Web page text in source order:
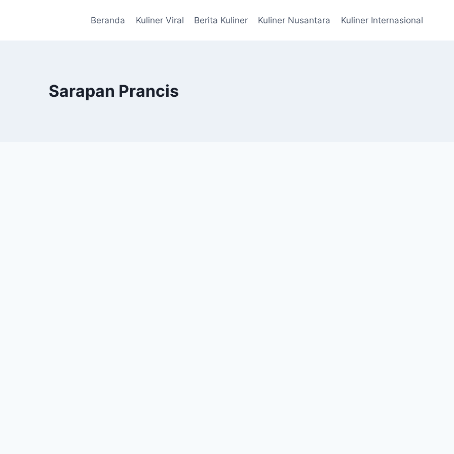
Beranda Kuliner Viral Berita Kuliner Kuliner Nusantara Kuliner Internasional
Sarapan Prancis